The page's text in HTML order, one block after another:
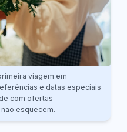
viagem em
e datas especiais
com ofertas
esquecem.